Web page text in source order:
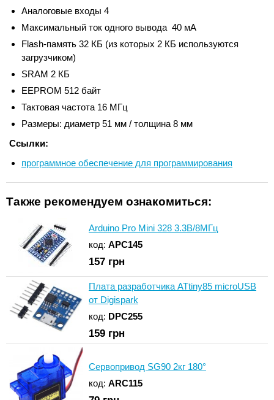
Аналоговые входы 4
Максимальный ток одного вывода 40 мА
Flash-память 32 КБ (из которых 2 КБ используются
загрузчиком)
SRAM 2 КБ
EEPROM 512 байт
Тактовая частота 16 МГц
Размеры: диаметр 51 мм / толщина 8 мм
Ссылки:
программное обеспечение для программирования
Также рекомендуем ознакомиться:
Arduino Pro Mini 328 3.3В/8МГц
код: APC145
157 грн
Плата разработчика ATtiny85 microUSB
от Digispark
код: DPC255
159 грн
Сервопривод SG90 2кг 180°
код: ARC115